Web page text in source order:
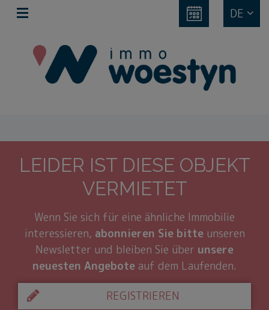
DE
LEIDER IST DIESE OBJEKT
VERMIETET
Wenn Sie sich für eine ähnliche Immobilie
interessieren, abonnieren Sie bitteunseren
Newsletter und bleiben Sie über unsere
neuesten Angebote auf dem Laufenden.
REGISTRIEREN